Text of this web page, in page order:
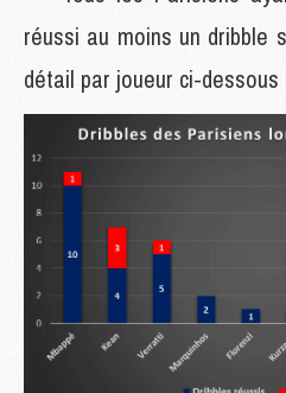
réussi au moins un dribble
détail par joueur ci-dessous